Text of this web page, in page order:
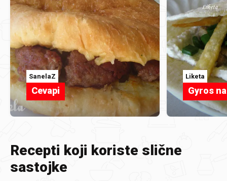
SanelaZ
Cevapi
Liketa
Gyros
Recepti koji koriste slične
sastojke